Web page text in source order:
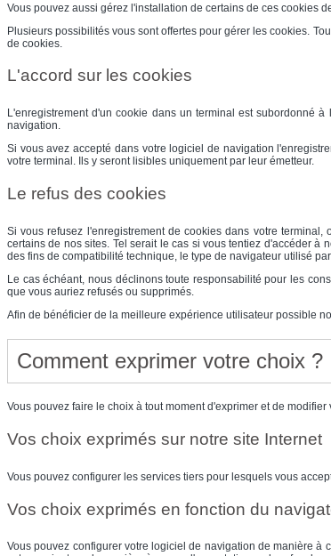
Vous pouvez aussi gérez l'installation de certains de ces cookies
Plusieurs possibilités vous sont offertes pour gérer les cookies.
de cookies.
L'accord sur les cookies
L'enregistrement d'un cookie dans un terminal est subordonné
navigation.
Si vous avez accepté dans votre logiciel de navigation
votre terminal. Ils y seront lisibles uniquement par leur émetteur.
Le refus des cookies
Si vous refusez l'enregistrement de cookies dans votre
certains de nos sites. Tel serait le cas si vous tentiez d'accéder
des fins de compatibilité technique, le type de navigateur utilisé
Le cas échéant, nous déclinons toute responsabilité pour les
que vous auriez refusés ou supprimés.
Afin de bénéficier de la meilleure expérience utilisateur possible
Comment exprimer votre choix ?
Vous pouvez faire le choix à tout moment d'exprimer et de
Vos choix exprimés sur notre site Internet
Vous pouvez configurer les services tiers pour lesquels vous
Vos choix exprimés en fonction du
Vous pouvez configurer votre logiciel de navigation de manière à